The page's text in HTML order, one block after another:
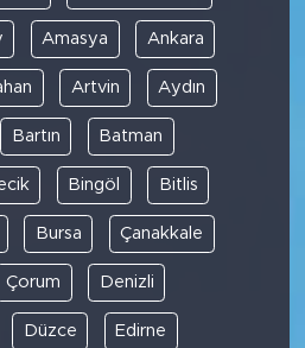
Amasya Ankara
Artvin Aydın
Bartın Batman
Bingöl Bitlis
Bursa Çanakkale
Çorum Denizli
Düzce Edirne